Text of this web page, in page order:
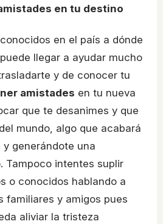
en tu destino
en el país a dónde
llegar a ayudar mucho
y de conocer tu
amistades en tu nueva
que te desanimes y que
mundo, algo que acabará
generándote una
Tampoco intentes suplir
o conocidos hablando a
familiares y amigos pues
aliviar la tristeza